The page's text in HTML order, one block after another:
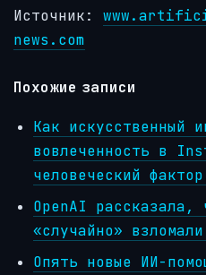
Источник:
news.com
Похожие записи
Как искусственный
вовлеченность в
человеческий
OpenAI рассказала,
«случайно»
Опять новые ИИ-